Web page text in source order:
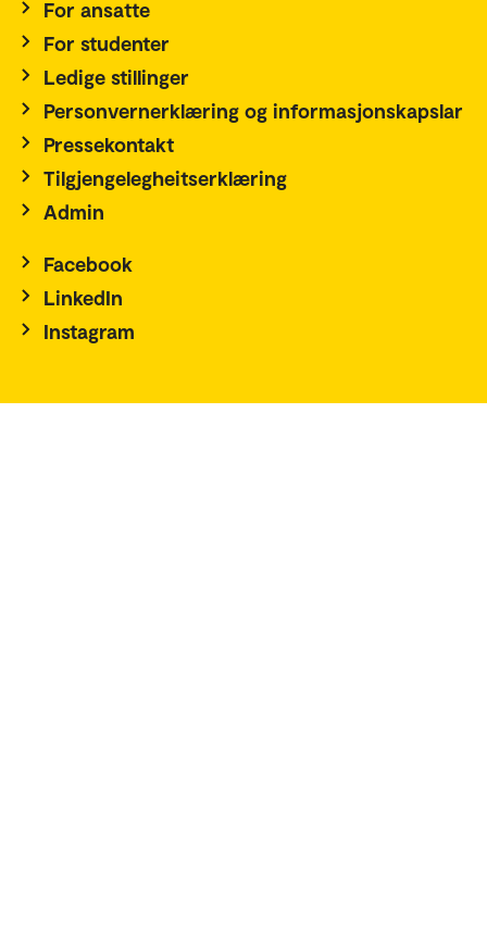
For ansatte
For studenter
Ledige stillinger
Personvernerklæring og informasjonskapslar
Pressekontakt
Tilgjengelegheitserklæring
Admin
Facebook
LinkedIn
Instagram